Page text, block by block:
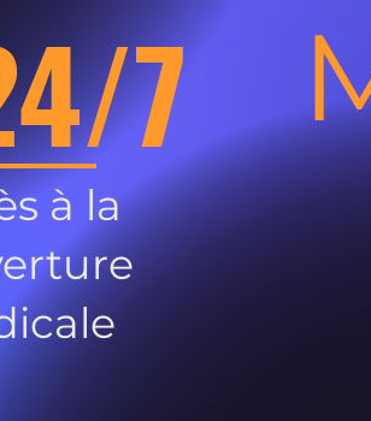
7
à la